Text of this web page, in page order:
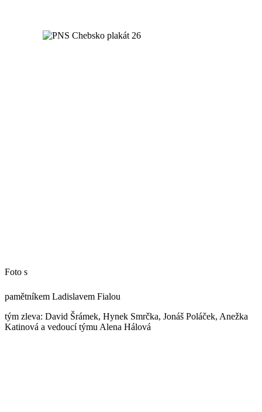
Foto s
pamětníkem Ladislavem Fialou
tým zleva: David Šrámek, Hynek Smrčka, Jonáš Poláček, Anežka
Katinová a vedoucí týmu Alena Hálová